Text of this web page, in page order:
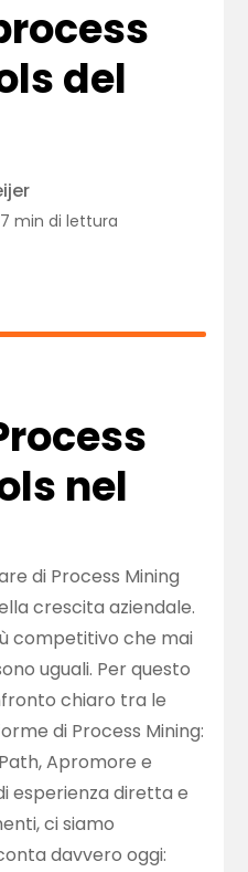
del
min di lettura
nel
di Process Mining
crescita aziendale.
competitivo che mai
uguali. Per questo
chiaro tra le
di Process Mining:
Apromore e
esperienza diretta e
ci siamo
davvero oggi: